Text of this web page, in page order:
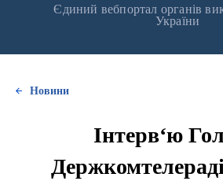
Єдиний вебпортал органів
України
Новини
Інтерв‘ю